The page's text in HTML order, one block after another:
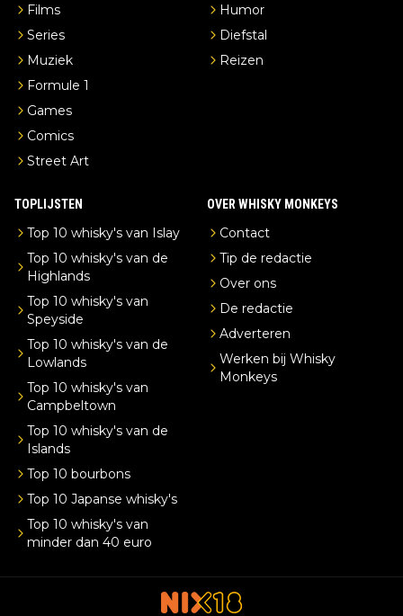
Films
Series
Muziek
Formule 1
Games
Comics
Street Art
Humor
Diefstal
Reizen
TOPLIJSTEN
Top 10 whisky's van Islay
Top 10 whisky's van de
Highlands
Top 10 whisky's van
Speyside
Top 10 whisky's van de
Lowlands
Top 10 whisky's van
Campbeltown
Top 10 whisky's van de
Islands
Top 10 bourbons
Top 10 Japanse whisky's
Top 10 whisky's van
minder dan 40 euro
OVER WHISKY MONKEYS
Contact
Tip de redactie
Over ons
De redactie
Adverteren
Werken bij Whisky
Monkeys